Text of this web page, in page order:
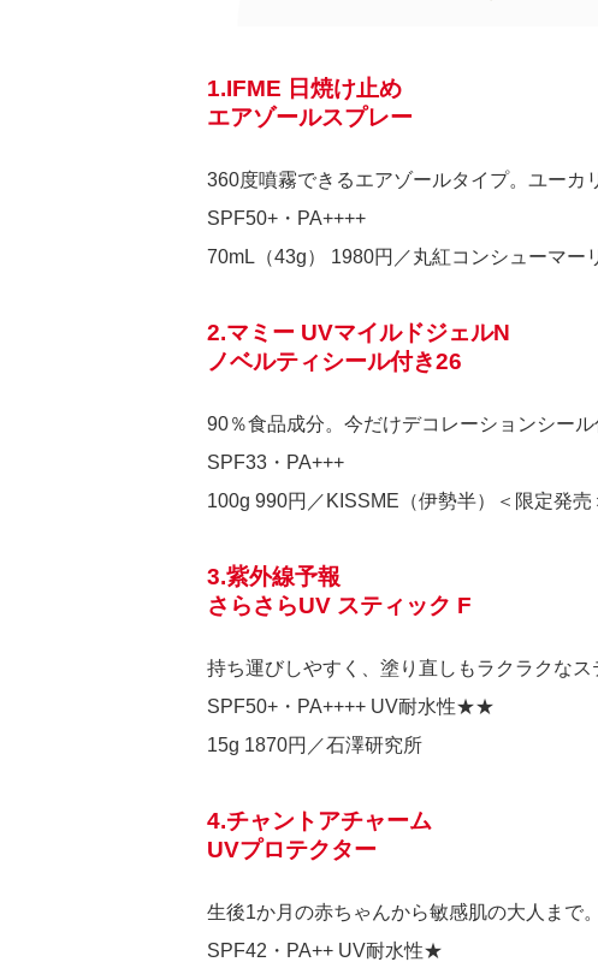
1.IFME 日焼け止め
エアゾールスプレー
360度噴霧できるエアゾールタイプ。ユーカ
SPF50+・PA++++
70mL（43g） 1980円／丸紅コンシューマー
2.マミー UVマイルドジェルN
ノベルティシール付き26
90％食品成分。今だけデコレーションシール
SPF33・PA+++
100g 990円／KISSME（伊勢半）
＜限定発売
3.紫外線予報
さらさらUV スティック F
持ち運びしやすく、塗り直しもラクラクなス
SPF50+・PA++++ UV耐水性★★
15g 1870円／石澤研究所
4.チャントアチャーム
UVプロテクター
生後1か月の赤ちゃんから敏感肌の大人まで
SPF42・PA++ UV耐水性★